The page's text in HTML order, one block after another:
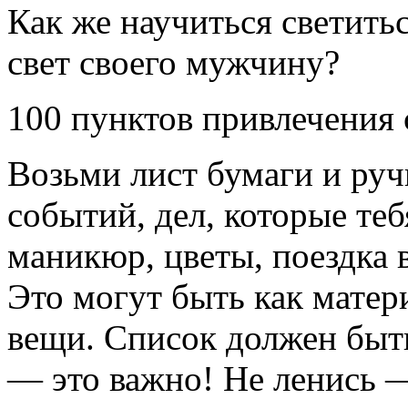
Как же научиться
свет своего мужчину?
100 пунктов привлечения
Возьми лист бумаги и
событий, дел, которые
маникюр, цветы, поездка
Это могут быть как
вещи. Список должен
— это важно! Не ленись